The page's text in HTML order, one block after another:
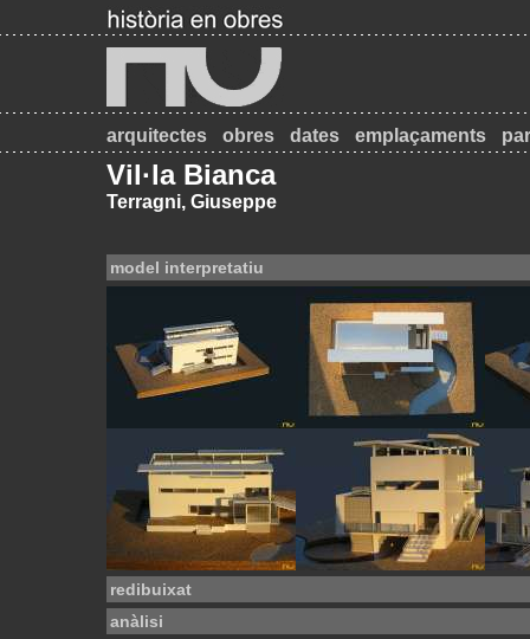
arquitectes obres dates emplaçaments
Vil·la Bianca
Terragni, Giuseppe
model interpretatiu
redibuixat
anàlisi